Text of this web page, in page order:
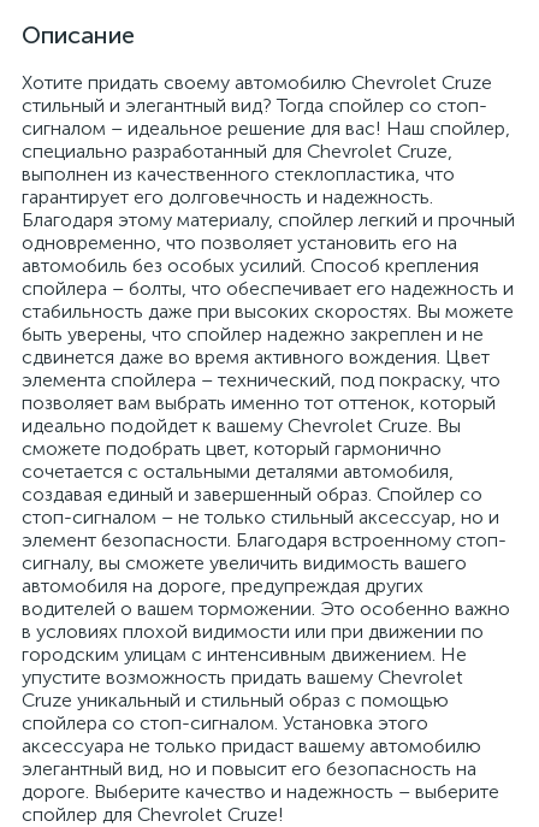
Описание
Хотите придать своему автомобилю Chevrolet Cruze
стильный и элегантный вид? Тогда спойлер со стоп-
сигналом – идеальное решение для вас! Наш спойлер,
специально разработанный для Chevrolet Cruze,
выполнен из качественного стеклопластика, что
гарантирует его долговечность и надежность.
Благодаря этому материалу, спойлер легкий и прочный
одновременно, что позволяет установить его на
автомобиль без особых усилий. Способ крепления
спойлера – болты, что обеспечивает его надежность и
стабильность даже при высоких скоростях. Вы можете
быть уверены, что спойлер надежно закреплен и не
сдвинется даже во время активного вождения. Цвет
элемента спойлера – технический, под покраску, что
позволяет вам выбрать именно тот оттенок, который
идеально подойдет к вашему Chevrolet Cruze. Вы
сможете подобрать цвет, который гармонично
сочетается с остальными деталями автомобиля,
создавая единый и завершенный образ. Спойлер со
стоп-сигналом – не только стильный аксессуар, но и
элемент безопасности. Благодаря встроенному стоп-
сигналу, вы сможете увеличить видимость вашего
автомобиля на дороге, предупреждая других
водителей о вашем торможении. Это особенно важно
в условиях плохой видимости или при движении по
городским улицам с интенсивным движением. Не
упустите возможность придать вашему Chevrolet
Cruze уникальный и стильный образ с помощью
спойлера со стоп-сигналом. Установка этого
аксессуара не только придаст вашему автомобилю
элегантный вид, но и повысит его безопасность на
дороге. Выберите качество и надежность – выберите
спойлер для Chevrolet Cruze!